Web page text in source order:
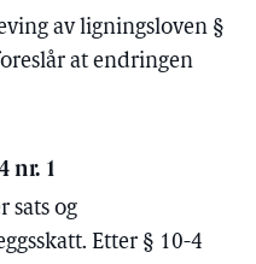
av ligningsloven §
at endringen
nr. 1
sats og
Etter § 10-4